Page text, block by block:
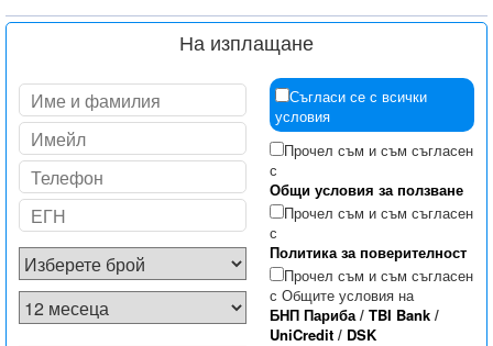
На изплащане
Съгласи се с всички
условия
Прочел съм и съм съгласен
с
Общи условия за ползване
Прочел съм и съм съгласен
с
Политика за поверителност
Прочел съм и съм съгласен
с Общите условия на
БНП Париба/ TBI Bank/
UniCredit/ DSK